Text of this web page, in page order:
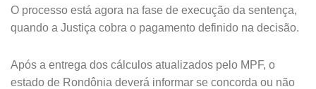
O processo está agora na fase de execução da sentença,
quando a Justiça cobra o pagamento definido na decisão.
Após a entrega dos cálculos atualizados pelo MPF, o
estado de Rondônia deverá informar se concorda ou não